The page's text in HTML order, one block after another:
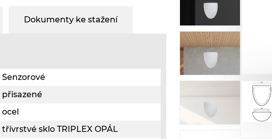
Dokumenty ke stažení
Senzorové
přisazené
ocel
třívrstvé sklo TRIPLEX OPÁL